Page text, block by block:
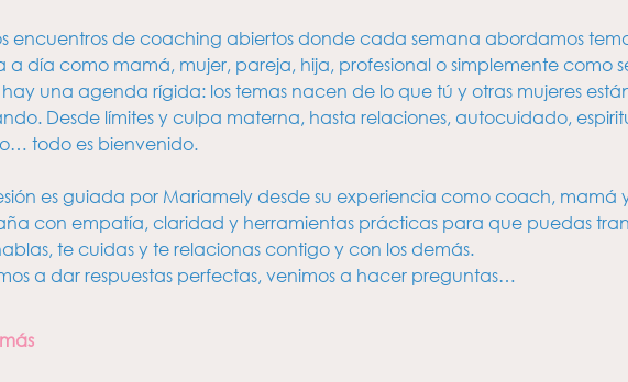
encuentros de coaching abiertos donde cada semana abordamos
a día como mamá, mujer, pareja, hija, profesional o simplemente como
una agenda rígida: los temas nacen de lo que tú y otras mujeres
Desde límites y culpa materna, hasta relaciones, autocuidado,
todo es bienvenido.
es guiada por Mariamely desde su experiencia como coach, mamá
con empatía, claridad y herramientas prácticas para que puedas
te cuidas y te relacionas contigo y con los demás.
a dar respuestas perfectas, venimos a hacer preguntas…